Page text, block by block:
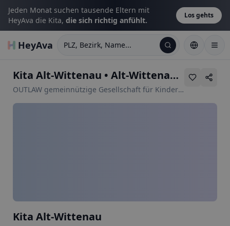
Jeden Monat suchen tausende Eltern mit
HeyAva die Kita, die sich richtig anfühlt.
Los gehts
HeyAva PLZ, Bezirk, Name...
Kita Alt-Wittenau • Alt-Wittenau 89
OUTLAW gemeinnützige Gesellschaft für Kinder-
Kita Alt-Wittenau